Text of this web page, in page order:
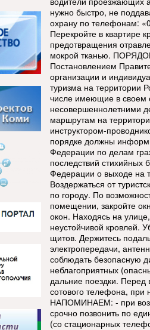
нужно быстро, не
охрану по телефонам:
Перекройте в квартире
предотвращения
мокрой тканью.
Постановлением
организации и
туризма на территории
числе имеющие в своем
несовершеннолетними
маршрутам на
инструктором-
порядке должны
Федерации по делам
последствий стихийных
Федерации о выходе
Воздержаться от
по городу. По
помещении, закройте
окон. Находясь на
неустойчивой кровлей.
щитов. Держитесь
электропередачи,
соблюдать безопасную
неблагоприятных
дальние поездки. Перед
сотового телефона, при
НАПОМИНАЕМ: - при
срочно позвонить по
(со стационарных